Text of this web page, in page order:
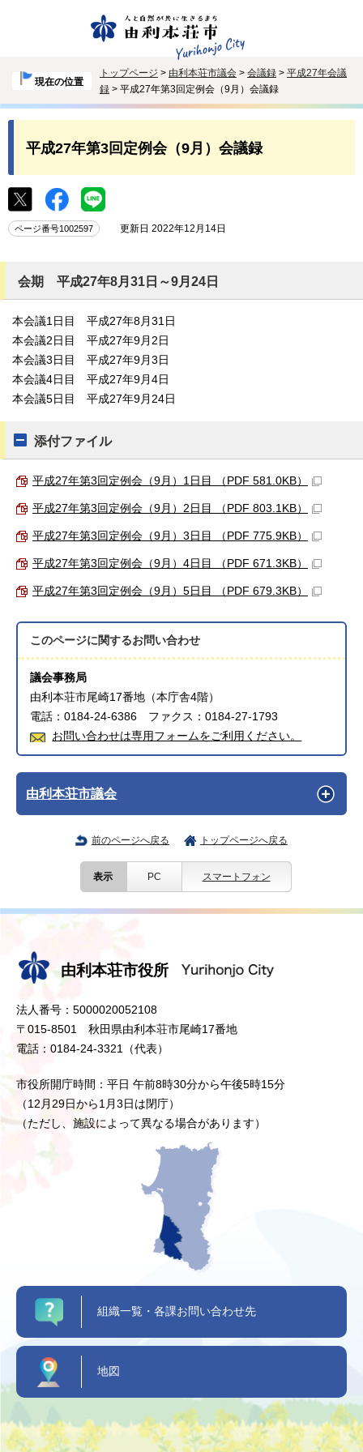
現在の位置
トップページ > 由利本荘市議会 > 会議録 > 平成27年会議
録 > 平成27年第3回定例会（9月）会議録
平成27年第3回定例会（9月）会議録
ページ番号1002597 更新日 2022年12月14日
会期 平成27年8月31日～9月24日
本会議1日目 平成27年8月31日
本会議2日目 平成27年9月2日
本会議3日目 平成27年9月3日
本会議4日目 平成27年9月4日
本会議5日目 平成27年9月24日
添付ファイル
平成27年第3回定例会（9月）1日目 （PDF 581.0KB）
平成27年第3回定例会（9月）2日目 （PDF 803.1KB）
平成27年第3回定例会（9月）3日目 （PDF 775.9KB）
平成27年第3回定例会（9月）4日目 （PDF 671.3KB）
平成27年第3回定例会（9月）5日目 （PDF 679.3KB）
このページに関するお問い合わせ
議会事務局
由利本荘市尾崎17番地（本庁舎4階）
電話：0184-24-6386 ファクス：0184-27-1793
お問い合わせは専用フォームをご利用ください。
由利本荘市議会
前のページへ戻る トップページへ戻る
表示 PC スマートフォン
由利本荘市役所
法人番号：5000020052108
〒015-8501 秋田県由利本荘市尾崎17番地
電話：0184-24-3321（代表）
市役所開庁時間：平日 午前8時30分から午後5時15分
（12月29日から1月3日は閉庁）
（ただし、施設によって異なる場合があります）
組織一覧・各課お問い合わせ先
地図